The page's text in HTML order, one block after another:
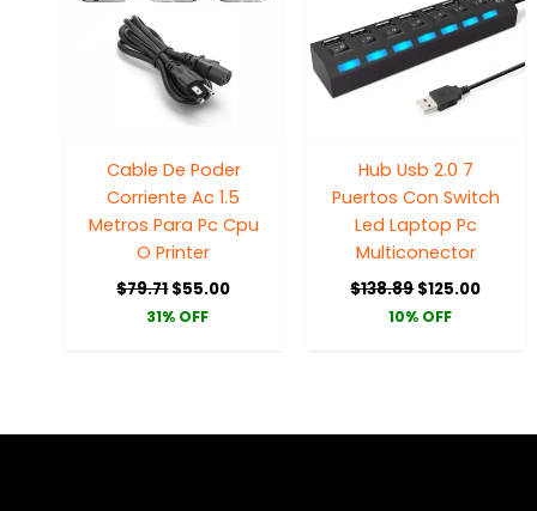
Cable De Poder
Corriente Ac 1.5
Metros Para Pc Cpu
O Printer
$79.71$55.00
31% OFF
Hub Usb 2.0 7
Puertos Con Switch
Led Laptop Pc
Multiconector
$138.89$125.00
10% OFF